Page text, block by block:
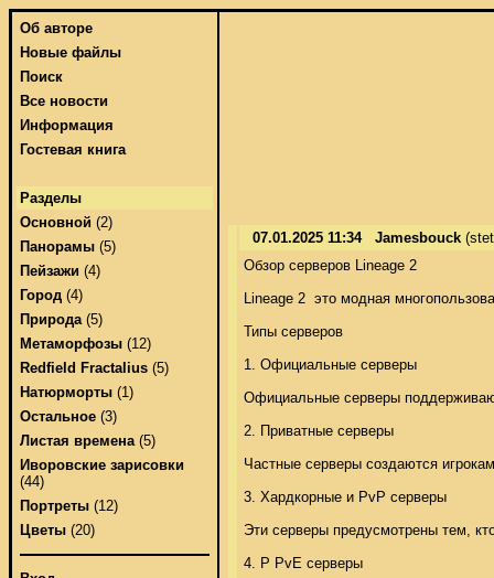
Об авторе
Новые файлы
Поиск
Все новости
Информация
Гостевая книга
Разделы
Основной (2)
Панорамы (5)
Пейзажи (4)
Город (4)
Природа(5)
Метаморфозы (12)
Redfield Fractalius (5)
Натюрморты (1)
Остальное (3)
Листая времена(5)
Иворовские зарисовки
(44)
Портреты (12)
Цветы (20)
07.01.2025 11:34 Jamesbouck
Обзор серверов Lineage 2
Lineage 2  это модная
Типы серверов
1. Официальные серверы
Официальные серверы
2. Приватные серверы
Частные серверы создаются
3. Хардкорные и PvP серверы
Эти серверы предусмотрены тем,
4. Р PvE серверы